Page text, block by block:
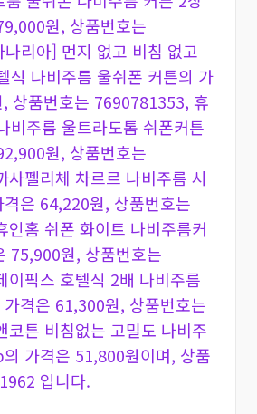
원, 상품번호는
리아] 먼지 없고 비침 없고
식 나비주름 울쉬폰 커튼의 가
상품번호는 7690781353, 휴
비주름 울트라도톰 쉬폰커튼
원, 상품번호는
펠리체 차르르 나비주름 시
은 64,220원, 상품번호는
홈 쉬폰 화이트 나비주름커
75,900원, 상품번호는
픽스 호텔식 2배 나비주름
격은 61,300원, 상품번호는
튼 비침없는 고밀도 나비주
가격은 51,800원이며, 상품
입니다.